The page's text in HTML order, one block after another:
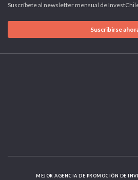
Suscríbete al newsletter mensual de
Suscribirse
MEJOR AGENCIA DE PROMOCIÓN DE